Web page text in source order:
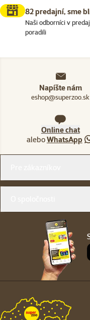
82 predajní, sme
Naši odborníci v
poradili
Napíšte nám
eshop@superzoo.sk
Online chat
aleboWhatsApp